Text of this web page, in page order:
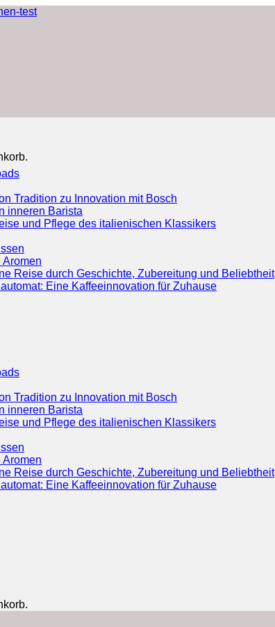
Tradition zu Innovation mit Bosch
inneren Barista
und Pflege des italienischen Klassikers
Reise durch Geschichte, Zubereitung und Beliebtheit
Eine Kaffeeinnovation für Zuhause
Tradition zu Innovation mit Bosch
inneren Barista
und Pflege des italienischen Klassikers
Reise durch Geschichte, Zubereitung und Beliebtheit
Eine Kaffeeinnovation für Zuhause